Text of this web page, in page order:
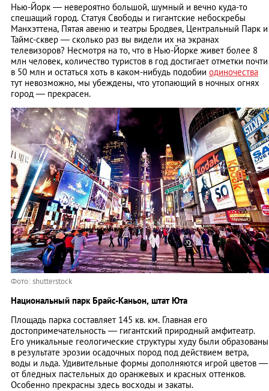
Нью-Йорк — невероятно большой, шумный и вечно куда-то
спешащий город. Статуя Свободы и гигантские небоскребы
Манхэттена, Пятая авеню и театры Бродвея, Центральный Парк и
Таймс-сквер — сколько раз вы видели их на экранах
телевизоров? Несмотря на то, что в Нью-Йорке живет более 8
млн человек, количество туристов в год достигает отметки почти
в 50 млн и остаться хоть в каком-нибудь подобии одиночества
тут невозможно, мы убеждены, что утопающий в ночных огнях
город — прекрасен.
Фото: shutterstock
Национальный парк Брайс-Каньон, штат Юта
Площадь парка составляет 145 кв. км. Главная его
достопримечательность — гигантский природный амфитеатр.
Его уникальные геологические структуры худу были образованы
в результате эрозии осадочных пород под действием ветра,
воды и льда. Удивительные формы дополняются игрой цветов —
от бледных пастельных до оранжевых и красных оттенков.
Особенно прекрасны здесь восходы и закаты.